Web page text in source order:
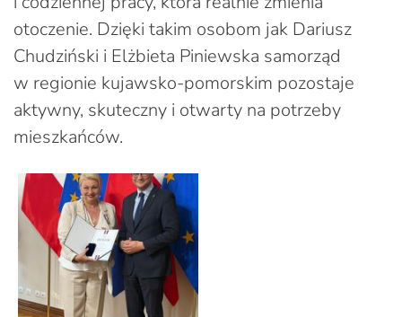
otoczenie. Dzięki takim osobom jak Dariusz
Chudziński i Elżbieta Piniewska samorząd
w regionie kujawsko-pomorskim pozostaje
aktywny, skuteczny i otwarty na potrzeby
mieszkańców.